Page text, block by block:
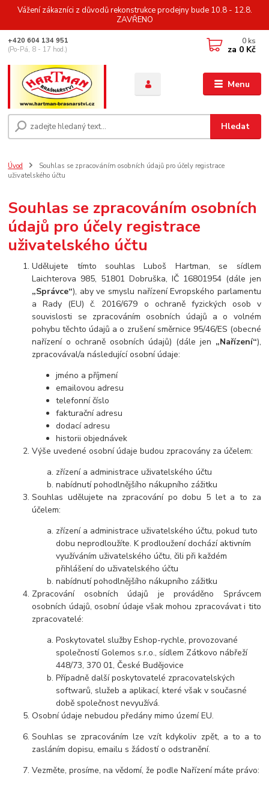
Vážení zákazníci z důvodů rekonstrukce prodejny bude 10.8 - 12.8.
ZAVŘENO
Menu
Hledat
+420 604 134 951
(Po-Pá, 8 - 17 hod.)
0 ks
za 0 Kč
Úvod
Souhlas se zpracováním osobních údajů pro účely registrace
uživatelského účtu
Souhlas se zpracováním osobních
údajů pro účely registrace
uživatelského účtu
Udělujete tímto souhlas Luboš Hartman, se sídlem
Laichterova 985, 51801 Dobruška, IČ 16801954 (dále jen
„Správce“), aby ve smyslu nařízení Evropského parlamentu
a Rady (EU) č. 2016/679 o ochraně fyzických osob v
souvislosti se zpracováním osobních údajů a o volném
pohybu těchto údajů a o zrušení směrnice 95/46/ES (obecné
nařízení o ochraně osobních údajů) (dále jen „Nařízení“),
zpracovával/a následující osobní údaje:
jméno a příjmení
emailovou adresu
telefonní číslo
fakturační adresu
dodací adresu
historii objednávek
Výše uvedené osobní údaje budou zpracovány za účelem:
zřízení a administrace uživatelského účtu
nabídnutí pohodlnějšího nákupního zážitku
Souhlas udělujete na zpracování po dobu 5 let a to za
účelem:
zřízení a administrace uživatelského účtu, pokud tuto
dobu neprodloužíte. K prodloužení dochází aktivním
využíváním uživatelského účtu, čili při každém
přihlášení do uživatelského účtu
nabídnutí pohodlnějšího nákupního zážitku
Zpracování osobních údajů je prováděno Správcem
osobních údajů, osobní údaje však mohou zpracovávat i tito
zpracovatelé:
Poskytovatel služby Eshop-rychle, provozované
společností Golemos s.r.o., sídlem Zátkovo nábřeží
448/73, 370 01, České Budějovice
Případně další poskytovatelé zpracovatelských
softwarů, služeb a aplikací, které však v současné
době společnost nevyužívá.
Osobní údaje nebudou předány mimo území EU.
Souhlas se zpracováním lze vzít kdykoliv zpět, a to a to
zasláním dopisu, emailu s žádostí o odstranění.
Vezměte, prosíme, na vědomí, že podle Nařízení máte právo: